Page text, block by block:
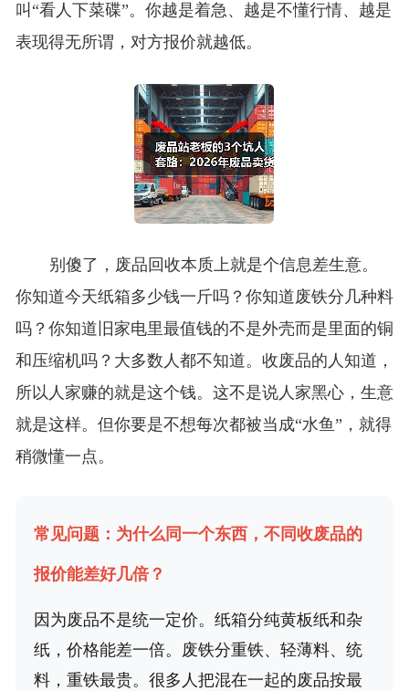
叫“看人下菜碟”。你越是着急、越是不懂行情、越是
表现得无所谓，对方报价就越低。
别傻了，废品回收本质上就是个信息差生意。
你知道今天纸箱多少钱一斤吗？你知道废铁分几种料
吗？你知道旧家电里最值钱的不是外壳而是里面的铜
和压缩机吗？大多数人都不知道。收废品的人知道，
所以人家赚的就是这个钱。这不是说人家黑心，生意
就是这样。但你要是不想每次都被当成“水鱼”，就得
稍微懂一点。
常见问题：为什么同一个东西，不同收废品的
报价能差好几倍？
因为废品不是统一定价。纸箱分纯黄板纸和杂
纸，价格能差一倍。废铁分重铁、轻薄料、统
料，重铁最贵。很多人把混在一起的废品按最